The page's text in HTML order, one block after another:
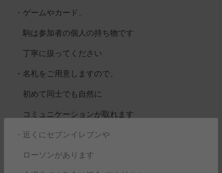
・ゲームやカード、
駒は参加者の個人の持ち物です
丁寧に扱ってください
・名札をご用意しますので、
初めて同士でも自然に
コミュニケーションが取れます
・近くにセブンイレブンや
ローソンがあります